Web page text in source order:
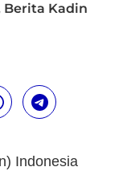
Berita Kadin
Indonesia